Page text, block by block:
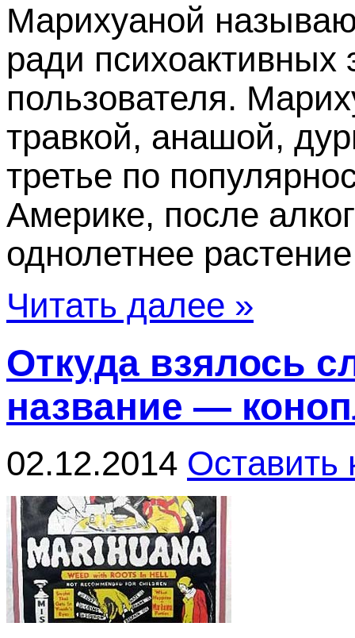
Марихуаной
ради
пользователя.
травкой, анашой,
третье по
Америке, после
однолетнее
Читать далее »
Откуда взялось
название —
02.12.2014 Оставить